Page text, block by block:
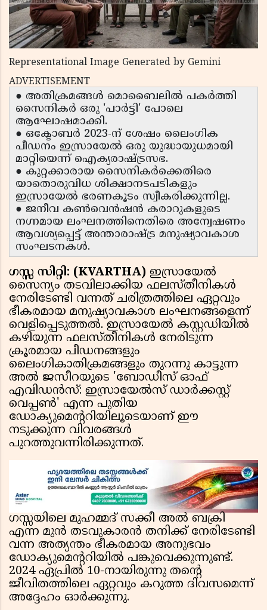
Representational Image Generated by Gemini
ADVERTISEMENT
● അതിക്രമങ്ങൾ മൊബൈലിൽ പകർത്തി
സൈനികർ ഒരു 'പാർട്ടി' പോലെ
ആഘോഷമാക്കി.
● ഒക്ടോബർ 2023-ന് ശേഷം ലൈംഗിക
പീഡനം ഇസ്രായേൽ ഒരു യുദ്ധായുധമായി
മാറ്റിയെന്ന് ഐക്യരാഷ്ട്രസഭ.
● കുറ്റക്കാരായ സൈനികർക്കെതിരെ
യാതൊരുവിധ ശിക്ഷാനടപടികളും
ഇസ്രായേൽ ഭരണകൂടം സ്വീകരിക്കുന്നില്ല.
● ജനീവ കൺവെൻഷൻ കരാറുകളുടെ
നഗ്നമായ ലംഘനത്തിനെതിരെ അന്വേഷണം
ആവശ്യപ്പെട്ട് അന്താരാഷ്ട്ര മനുഷ്യാവകാശ
സംഘടനകൾ.
ഗസ്സ സിറ്റി: (KVARTHA) ഇസ്രായേൽ
സൈന്യം തടവിലാക്കിയ ഫലസ്തീനികൾ
നേരിടേണ്ടി വന്നത് ചരിത്രത്തിലെ ഏറ്റവും
ഭീകരമായ മനുഷ്യാവകാശ ലംഘനങ്ങളെന്ന്
വെളിപ്പെടുത്തൽ. ഇസ്രായേൽ കസ്റ്റഡിയിൽ
കഴിയുന്ന ഫലസ്തീനികൾ നേരിടുന്ന
ക്രൂരമായ പീഡനങ്ങളും
ലൈംഗികാതിക്രമങ്ങളും തുറന്നു കാട്ടുന്ന
അൽ ജസീറയുടെ 'ബോഡീസ് ഓഫ്
എവിഡൻസ്: ഇസ്രായേൽസ് ഡാർക്കസ്റ്റ്
വെപ്പൺ' എന്ന പുതിയ
ഡോക്യുമെന്ററിയിലൂടെയാണ് ഈ
നടുക്കുന്ന വിവരങ്ങൾ
പുറത്തുവന്നിരിക്കുന്നത്.
ഗസ്സയിലെ മുഹമ്മദ് സക്കീ അൽ ബക്രി
എന്ന മുൻ തടവുകാരൻ തനിക്ക് നേരിടേണ്ടി
വന്ന അത്യന്തം ഭീകരമായ അനുഭവം
ഡോക്യുമെന്ററിയിൽ പങ്കുവെക്കുന്നുണ്ട്.
2024 ഏപ്രിൽ 10-നായിരുന്നു തന്റെ
ജീവിതത്തിലെ ഏറ്റവും കറുത്ത ദിവസമെന്ന്
അദ്ദേഹം ഓർക്കുന്നു.